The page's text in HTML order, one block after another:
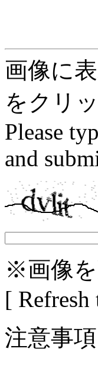
画像に
をクリ
Please
and
※画像
[ Refresh
注意事項